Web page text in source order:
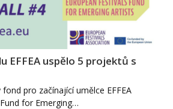
EFFEA uspělo 5 projektů s
pro začínající umělce EFFEA
for Emerging…